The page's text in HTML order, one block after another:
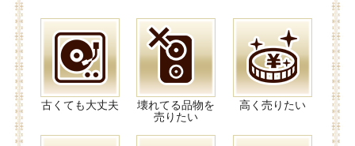
古くても大丈夫
壊れてる品物を
売りたい
高く売りたい